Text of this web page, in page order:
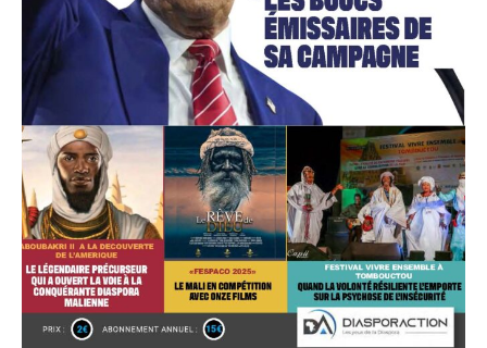
Gratuit /accès limité
Quelques articles
Annonces
Tous les articles
Le magazine
CHOISIR LE FORFAIT